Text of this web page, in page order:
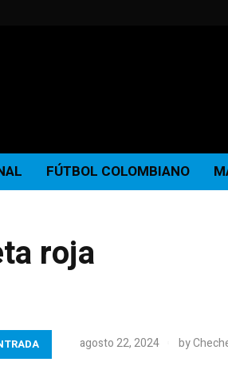
FÚTBOL COLOMBIANO
roja
agosto 22, 2024 by